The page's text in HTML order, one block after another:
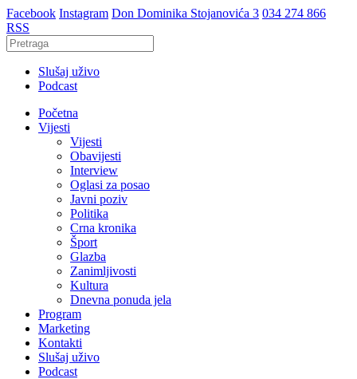
Facebook Instagram Don Dominika Stojanovića 3 034 274 866
RSS
Slušaj uživo
Podcast
Početna
Vijesti
Vijesti
Obavijesti
Interview
Oglasi za posao
Javni poziv
Politika
Crna kronika
Šport
Glazba
Zanimljivosti
Kultura
Dnevna ponuda jela
Program
Marketing
Kontakti
Slušaj uživo
Podcast